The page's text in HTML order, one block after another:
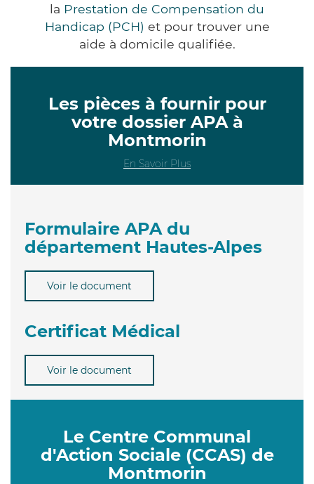
la Prestation de Compensation du
Handicap (PCH) et pour trouver une
aide à domicile qualifiée.
Les pièces à fournir pour
votre dossier APA à
Montmorin
En Savoir Plus
Formulaire APA du
département Hautes-Alpes
Voir le document
Certificat Médical
Voir le document
Le Centre Communal
d'Action Sociale (CCAS) de
Montmorin